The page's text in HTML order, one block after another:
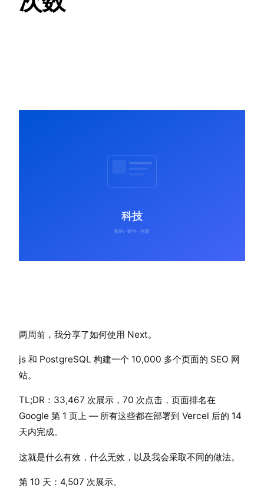
两周前，我分享了如何使用 Next。
js 和 PostgreSQL 构建一个 10,000 多个页面的 SEO 网
站。
TL;DR：33,467 次展示，70 次点击，页面排名在
Google 第 1 页上 — 所有这些都在部署到 Vercel 后的 14
天内完成。
这就是什么有效，什么无效，以及我会采取不同的做法。
第 10 天：4,507 次展示。